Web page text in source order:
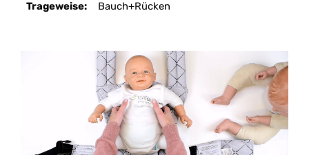
Trageweise: Bauch+Rücken